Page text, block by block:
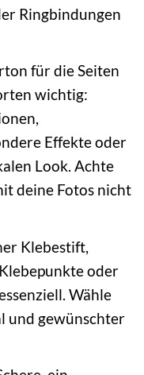
Ringbindungen
für die Seiten
wichtig:
Effekte oder
Look. Achte
deine Fotos nicht
Klebestift,
oder
Wähle
und gewünschter